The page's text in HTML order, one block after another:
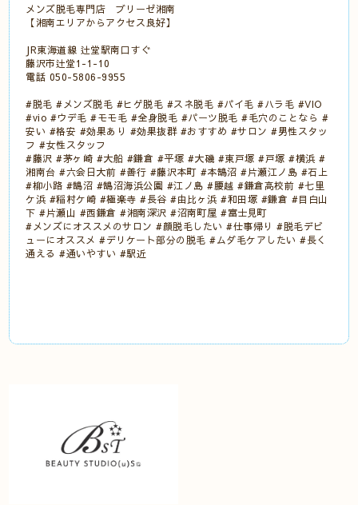
メンズ脱毛専門店 ブリーゼ湘南
【湘南エリアからアクセス良好】
JR東海道線 辻堂駅南口すぐ
藤沢市辻堂1-1-10
電話 050-5806-9955
#脱毛 #メンズ脱毛 #ヒゲ脱毛 #スネ脱毛 #パイ毛 #ハラ毛 #VIO
#vio #ウデ毛 #モモ毛 #全身脱毛 #パーツ脱毛 #毛穴のことなら #
安い #格安 #効果あり #効果抜群 #おすすめ #サロン #男性スタッ
フ #女性スタッフ
#藤沢 #茅ヶ崎 #大船 #鎌倉 #平塚 #大磯 #東戸塚 #戸塚 #横浜 #
湘南台 #六会日大前 #善行 #藤沢本町 #本鵠沼 #片瀬江ノ島 #石上
#柳小路 #鵠沼 #鵠沼海浜公園 #江ノ島 #腰越 #鎌倉高校前 #七里
ケ浜 #稲村ケ崎 #極楽寺 #長谷 #由比ヶ浜 #和田塚 #鎌倉 #目白山
下 #片瀬山 #西鎌倉 #湘南深沢 #沼南町屋 #富士見町
#メンズにオススメのサロン #顔脱毛したい #仕事帰り #脱毛デビ
ューにオススメ #デリケート部分の脱毛 #ムダ毛ケアしたい #長く
通える #通いやすい #駅近